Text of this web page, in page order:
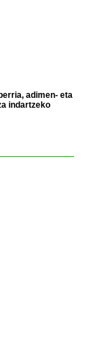
adimen- eta
indartzeko